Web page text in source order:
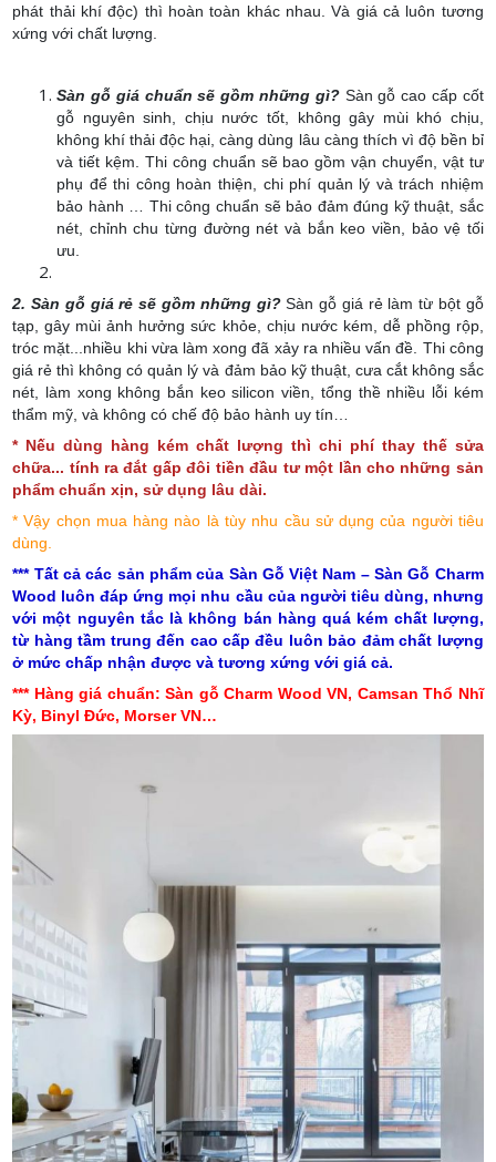
phát thải khí độc) thì hoàn toàn khác nhau. Và giá cả luôn tương
xứng với chất lượng.
Sàn gỗ giá chuẩn sẽ gồm những gì? Sàn gỗ cao cấp cốt
gỗ nguyên sinh, chịu nước tốt, không gây mùi khó chịu,
không khí thải độc hại, càng dùng lâu càng thích vì độ bền bỉ
và tiết kệm. Thi công chuẩn sẽ bao gồm vận chuyển, vật tư
phụ để thi công hoàn thiện, chi phí quản lý và trách nhiệm
bảo hành … Thi công chuẩn sẽ bảo đảm đúng kỹ thuật, sắc
nét, chỉnh chu từng đường nét và bắn keo viền, bảo vệ tối
ưu.
2. Sàn gỗ giá rẻ sẽ gồm những gì?Sàn gỗ giá rẻ làm từ bột gỗ
tạp, gây mùi ảnh hưởng sức khỏe, chịu nước kém, dễ phồng rộp,
tróc mặt...nhiều khi vừa làm xong đã xảy ra nhiều vấn đề. Thi công
giá rẻ thì không có quản lý và đảm bảo kỹ thuật, cưa cắt không sắc
nét, làm xong không bắn keo silicon viền, tổng thề nhiều lỗi kém
thẩm mỹ, và không có chế độ bảo hành uy tín…
* Nếu dùng hàng kém chất lượng thì chi phí thay thế sửa
chữa... tính ra đắt gấp đôi tiền đầu tư một lần cho những sản
phẩm chuẩn xịn, sử dụng lâu dài.
* Vậy chọn mua hàng nào là tùy nhu cầu sử dụng của người tiêu
dùng.
*** Tất cả các sản phẩm của Sàn Gỗ Việt Nam – Sàn Gỗ Charm
Wood luôn đáp ứng mọi nhu cầu của người tiêu dùng, nhưng
với một nguyên tắc là không bán hàng quá kém chất lượng,
từ hàng tầm trung đến cao cấp đều luôn bảo đảm chất lượng
ở mức chấp nhận được và tương xứng với giá cả.
*** Hàng giá chuẩn: Sàn gỗ Charm Wood VN, Camsan Thổ Nhĩ
Kỳ, Binyl Đức, Morser VN…